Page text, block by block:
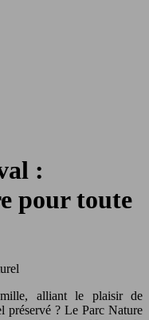
:
pour toute
alliant le plaisir de
préservé ? Le Parc Nature